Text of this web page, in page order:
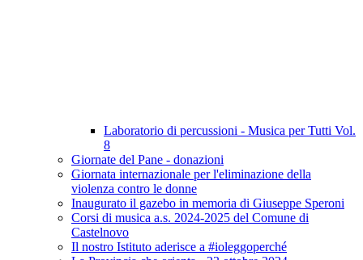
Laboratorio di percussioni - Musica per Tutti Vol.
8
Giornate del Pane - donazioni
Giornata internazionale per l'eliminazione della
violenza contro le donne
Inaugurato il gazebo in memoria di Giuseppe Speroni
Corsi di musica a.s. 2024-2025 del Comune di
Castelnovo
Il nostro Istituto aderisce a #ioleggoperché